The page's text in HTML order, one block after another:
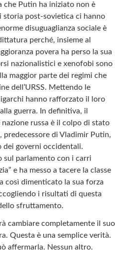
che Putin ha iniziato non è
storia post-sovietica ci hanno
disuguaglianza sociale è
perché, insieme al
povera ha perso la sua
nazionalistici e xenofobi sono
maggior parte dei regimi che
dell’URSS. Mettendo le
hanno rafforzato il loro
guerra. In definitiva, il
russa è il colpo di stato
di Vladimir Putin,
dei governi occidentali.
sul parlamento con i carri
e ha messo a tacere la classe
così dimenticato la sua forza
i risultati di questa
sfruttamento.
cambiare completamente il suo
Questa è una semplice verità.
affermarla. Nessun altro.